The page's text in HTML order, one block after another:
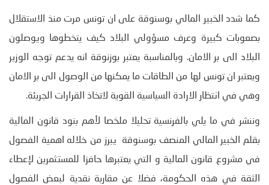
كما شدد الخبير المالي بوسنوقة على ان تونس مرت منذ الاستقلال
بصعوبات كبيرة وعرف مسؤولي البلاد كيف يتخطوها ويوصلون
البلاد الى بر الامان. وبالمناسبة يعتبر بوزنوقة انه يدعم توجه الوزير
ويعتبر ان تونس لها من الطاقات ما يمكنها من الوصول الى بر الامان
وهي في انتظار الارادة السياسية القوية لاتخاذ القرارات الجريئة.
وننشر في ما يلي بالفرنسية تحليلا ملخصا لأهم بنود قانون المالية
بقلم الخبير المالي المنصف بوسنوقة يبرز من خلاله اهمية الفصول
في مشروع قانون المالية و التي يعتبرها حافزا للمستثمرين لإعطاء
الثقة في هذه الحكومة، فضلا عن مقاربة نقدية لبعض الفصول